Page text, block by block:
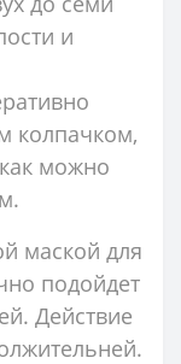
и
колпачком,
можно
маской для
подойдет
Действие